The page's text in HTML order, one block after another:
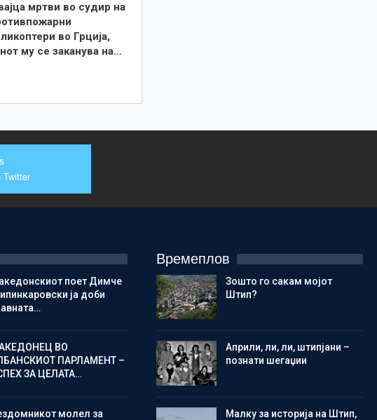
мртви во судир на
во Грција,
му се заканува на…
Twitter
поет Димче
ја доби
ВО
ПАРЛАМЕНТ –
ЗА ЦЕЛАТА…
молел за
Времеплов
Зошто го сакам мојот
Штип?
Aприли, ли, ли, штипјани –
познати шегаџии
Малку за историја на Штип,